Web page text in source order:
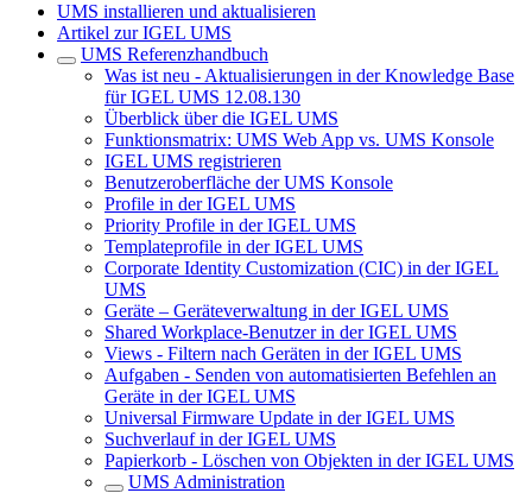
UMS installieren und aktualisieren
Artikel zur IGEL UMS
UMS Referenzhandbuch
Was ist neu - Aktualisierungen in der Knowledge Base
für IGEL UMS 12.08.130
Überblick über die IGEL UMS
Funktionsmatrix: UMS Web App vs. UMS Konsole
IGEL UMS registrieren
Benutzeroberfläche der UMS Konsole
Profile in der IGEL UMS
Priority Profile in der IGEL UMS
Templateprofile in der IGEL UMS
Corporate Identity Customization (CIC) in der IGEL
UMS
Geräte – Geräteverwaltung in der IGEL UMS
Shared Workplace-Benutzer in der IGEL UMS
Views - Filtern nach Geräten in der IGEL UMS
Aufgaben - Senden von automatisierten Befehlen an
Geräte in der IGEL UMS
Universal Firmware Update in der IGEL UMS
Suchverlauf in der IGEL UMS
Papierkorb - Löschen von Objekten in der IGEL UMS
UMS Administration